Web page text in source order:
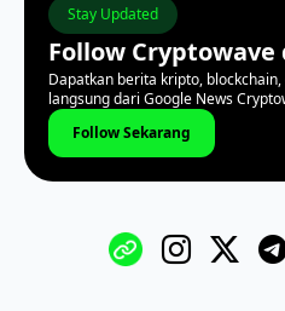
Stay Updated
Follow Cryptowave
Dapatkan berita kripto,
langsung dari Google News
Follow Sekarang